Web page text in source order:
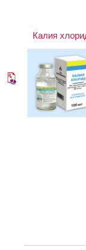
Калия